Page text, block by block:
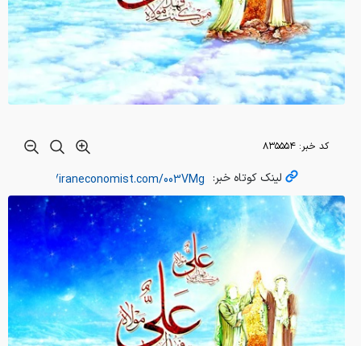
کد خبر: ۸۳۵۵۵۴
لینک کوتاه خبر: